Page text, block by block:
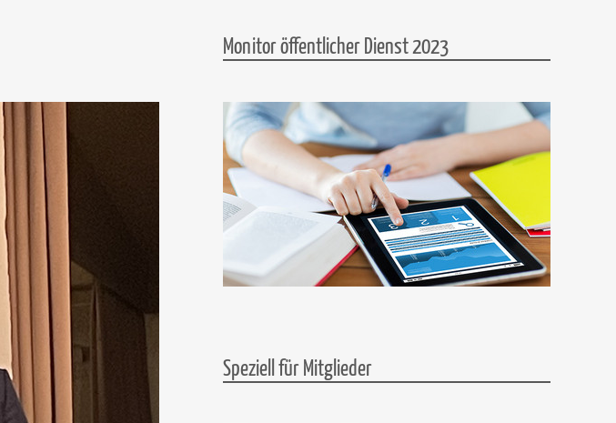
Monitor öffentlicher Dienst 2023
Speziell für Mitglieder